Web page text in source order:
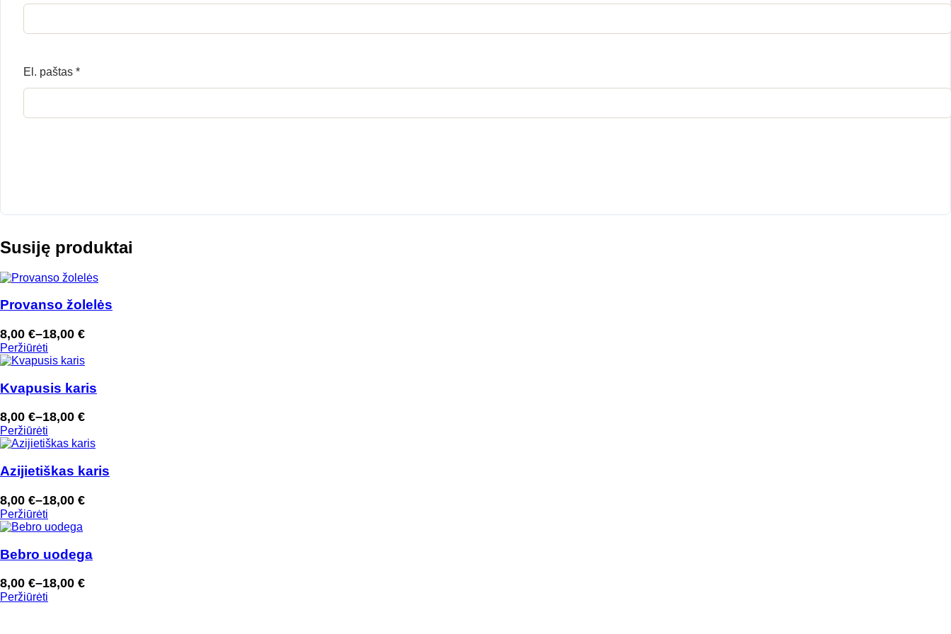
El. paštas *
Susiję produktai
Provanso žolelės
8,00 €–18,00 €
Price
range:
through
Peržiūrėti
Kvapusis karis
8,00 €–18,00 €
Price
range:
through
Peržiūrėti
Azijietiškas karis
8,00 €–18,00 €
Price
range:
through
Peržiūrėti
Bebro uodega
8,00 €–18,00 €
Price
range:
Peržiūrėti